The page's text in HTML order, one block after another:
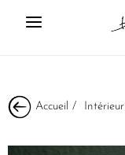
Accueil / Intérieur